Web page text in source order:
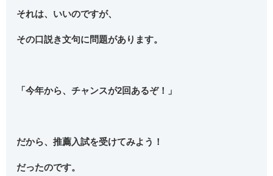
それは、いいのですが、
その口説き文句に問題があります。
「今年から、チャンスが2回あるぞ！」
だから、推薦入試を受けてみよう！
だったのです。